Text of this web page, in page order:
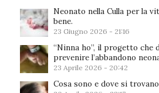
Neonato nella Culla per la
bene.
23 Giugno 2026 - 21:16
“Ninna ho”, il progetto che
prevenire l’abbandono
23 Aprile 2026 - 20:42
Cosa sono e dove si